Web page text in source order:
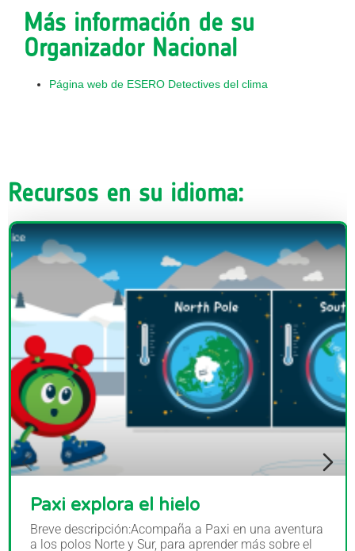
Más información de su
Organizador Nacional
Página web de ESERO Detectives del clima
Recursos en su idioma:
Paxi explora el hielo
Breve descripción:Acompaña a Paxi en una aventura
a los polos Norte y Sur, para aprender más sobre el